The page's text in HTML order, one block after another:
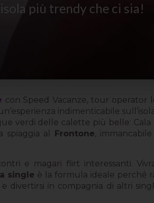
più trendy che ci sia!
con Speed Vacanze, tour operator
indimenticabile
verdi delle calette più belle:
spiaggia al Frontone ,
e magari flirt interessanti.
single è la formula ideale perché
divertirsi in compagnia di altri